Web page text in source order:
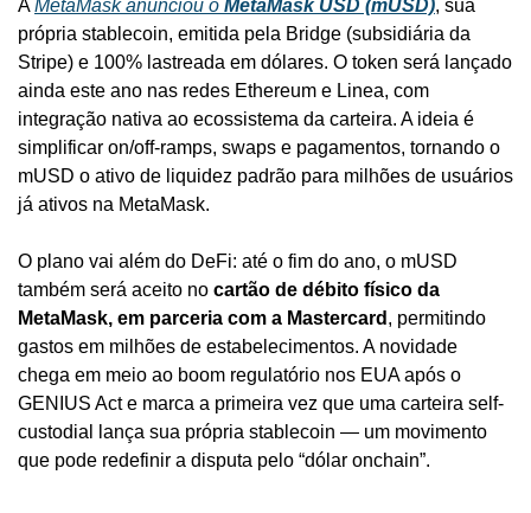
A MetaMask anunciou o MetaMask USD (mUSD), sua
própria stablecoin, emitida pela Bridge (subsidiária da
Stripe) e 100% lastreada em dólares. O token será lançado
ainda este ano nas redes Ethereum e Linea, com
integração nativa ao ecossistema da carteira. A ideia é
simplificar on/off-ramps, swaps e pagamentos, tornando o
mUSD o ativo de liquidez padrão para milhões de usuários
já ativos na MetaMask.
O plano vai além do DeFi: até o fim do ano, o mUSD
também será aceito no cartão de débito físico da
MetaMask, em parceria com a Mastercard , permitindo
gastos em milhões de estabelecimentos. A novidade
chega em meio ao boom regulatório nos EUA após o
GENIUS Act e marca a primeira vez que uma carteira self-
custodial lança sua própria stablecoin — um movimento
que pode redefinir a disputa pelo “dólar onchain”.